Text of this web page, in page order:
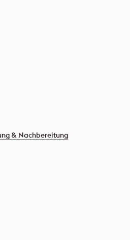
& Nachbereitung